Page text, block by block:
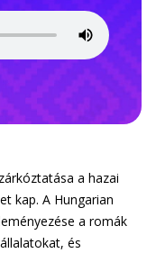
a hazai
kap. A Hungarian
a romák
és